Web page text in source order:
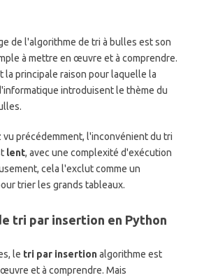
de l'algorithme de tri à bulles est son
à mettre en œuvre et à comprendre.
la principale raison pour laquelle la
introduisent le thème du
vu précédemment, l'inconvénient du tri
lent, avec une complexité d'exécution
cela l'exclut comme un
trier les grands tableaux.
tri par insertion en Python
le tri par insertionalgorithme est
et à comprendre. Mais